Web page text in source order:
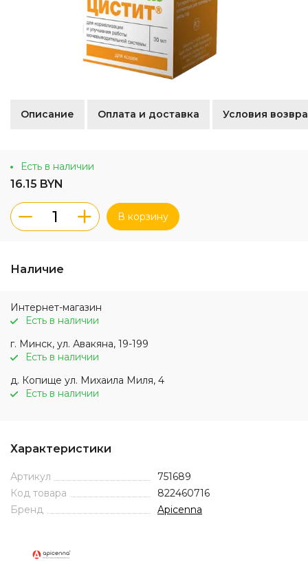
Описание Оплата и доставка Условия
Есть в наличии
16.15 BYN
В корзину
Наличие
Интернет-магазин
Есть в наличии
г. Минск, ул. Авакяна, 19-199
Есть в наличии
д. Копище ул. Михаила Миля, 4
Есть в наличии
Характеристики
Артикул
751689
Код товара
822460716
Бренд
Apicenna